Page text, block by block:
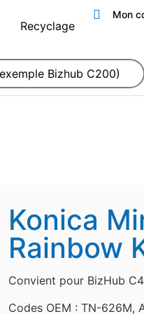
Recyclage
Mon
Konica
Rainbow
Convient pour BizHub
Codes OEM : TN-626M,